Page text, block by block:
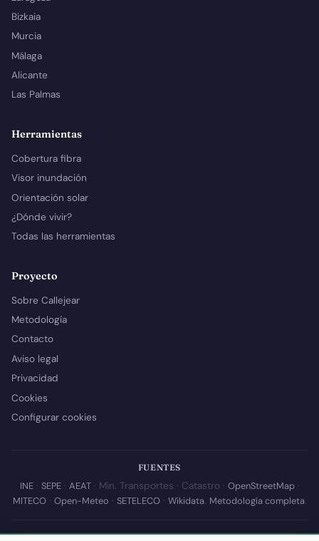
Bizkaia
Murcia
Málaga
Alicante
Las Palmas
Herramientas
Cobertura fibra
Visor inundación
Orientación solar
¿Dónde vivir?
Todas las herramientas
Proyecto
Sobre Callejear
Metodología
Contacto
Aviso legal
Privacidad
Cookies
Configurar cookies
FUENTES
INE· SEPE· AEAT· Min. Transportes · Catastro · OpenStreetMap·
MITECO· Open-Meteo · SETELECO· Wikidata. Metodología completa.